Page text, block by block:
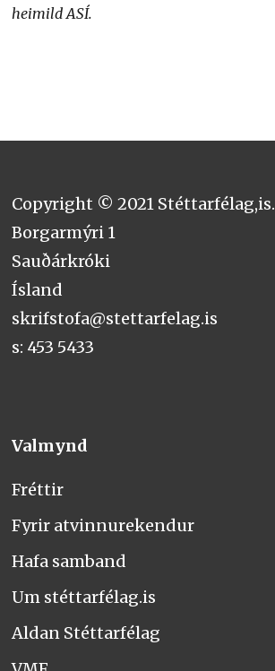
heimild ASÍ.
Copyright © 2021 Stéttarfélag,is.
Borgarmýri 1
Sauðárkróki
Ísland
skrifstofa@stettarfelag.is
s: 453 5433
Valmynd
Fréttir
Fyrir atvinnurekendur
Hafa samband
Um stéttarfélag.is
Aldan Stéttarfélag